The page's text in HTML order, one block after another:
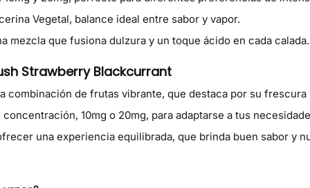
Vegetal, balance ideal entre sabor y vapor.
mezcla que fusiona dulzura y un toque ácido en cada calada.
Strawberry Blackcurrant
combinación de frutas vibrante, que destaca por su
10mg o 20mg, para adaptarse a tus
una experiencia equilibrada, que brinda buen sabor y